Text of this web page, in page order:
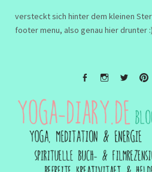
versteckt sich hinter dem kleinen
footer menu, also genau hier drunter :)